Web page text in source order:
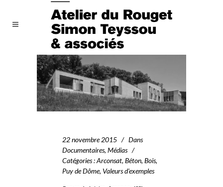
22 novembre 2015
Dans
Documentaires, Médias
Catégories:Arconsat, Béton, Bois,
Puy de Dôme, Valeurs d'exemples